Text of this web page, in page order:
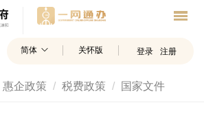
简体 关怀版 登录 注册
惠企政策 税费政策 国家文件